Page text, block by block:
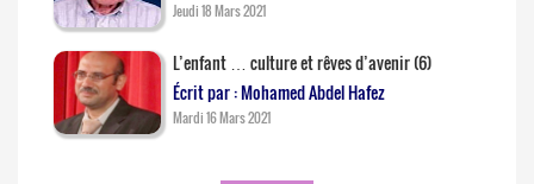
Jeudi 18 Mars 2021
L’enfant … culture et rêves d’avenir (6)
Écrit par : Mohamed Abdel Hafez
Mardi 16 Mars 2021